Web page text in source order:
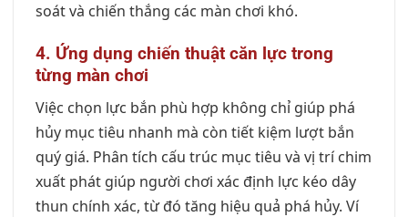
soát và chiến thắng các màn chơi khó.
4. Ứng dụng chiến thuật căn lực trong
từng màn chơi
Việc chọn lực bắn phù hợp không chỉ giúp phá
hủy mục tiêu nhanh mà còn tiết kiệm lượt bắn
quý giá. Phân tích cấu trúc mục tiêu và vị trí chim
xuất phát giúp người chơi xác định lực kéo dây
thun chính xác, từ đó tăng hiệu quả phá hủy. Ví